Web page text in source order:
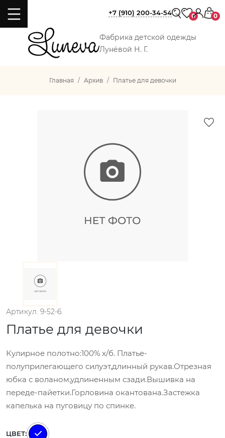
Фабрика детской одежды
Лунёвой Н. Г.
+7 (910) 200-34-54 0 0
Главная Архив Платье для девочки
Артикул: 9-52-6.
Платье для девочки
Кулирное полотно:100% х/б. Платье-
полуприлегающего силуэт,длинный рукав.Отрезная
юбка с воланом,удлиненным сзади.Вышивка на
переде-пайетки.Горловина окантована.Застежка
капелька на пуговицу по спинке.
ЦВЕТ: